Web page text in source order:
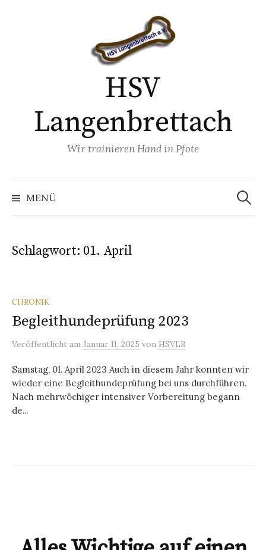
HSV
Langenbrettach
Wir trainieren Hand in Pfote
MENÜ
Suchen
nach:
Schlagwort: 01. April
CHRONIK
Begleithundeprüfung 2023
Veröffentlicht am Januar 11, 2025 von HSVLB
Samstag, 01. April 2023 Auch in diesem Jahr konnten wir
wieder eine Begleithundeprüfung bei uns durchführen.
Nach mehrwöchiger intensiver Vorbereitung begann
de...